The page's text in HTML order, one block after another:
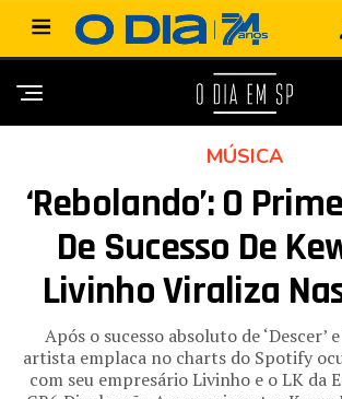
MÚSICA
‘Rebolando’: O
De Sucesso De
Livinho Viraliza
Após o sucesso absoluto de ‘Descer’ e
artista emplaca no charts do Spotify
com seu empresário Livinho e o LK da